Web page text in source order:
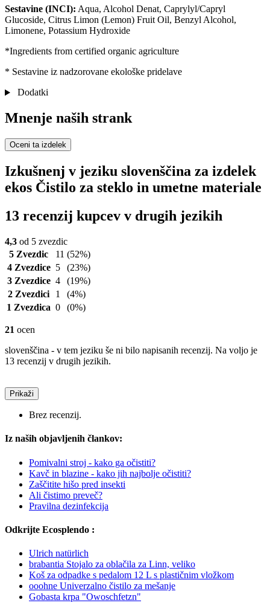
Sestavine (INCI): Aqua, Alcohol Denat, Caprylyl/Capryl
Glucoside, Citrus Limon (Lemon) Fruit Oil, Benzyl Alcohol,
Limonene, Potassium Hydroxide
*Ingredients from certified organic agriculture
* Sestavine iz nadzorovane ekološke pridelave
Dodatki
Mnenje naših strank
Oceni ta izdelek
Izkušnenj v jeziku slovenščina za izdelek
ekos Čistilo za steklo in umetne materiale
13 recenzij kupcev v drugih jezikih
4,3 od 5 zvezdic
5 Zvezdic
11 (52%)
4 Zvezdice 5
(23%)
3 Zvezdice 4
(19%)
2 Zvezdici
1
(4%)
1 Zvezdica 0 (0%)
21 ocen
slovenščina - v tem jeziku še ni bilo napisanih recenzij. Na voljo je
13 recenzij v drugih jezikih.
Prikaži
Brez recenzij.
Iz naših objavljenih člankov:
Pomivalni stroj - kako ga očistiti?
Kavč in blazine - kako jih najbolje očistiti?
Zaščitite hišo pred insekti
Ali čistimo preveč?
Pravilna dezinfekcija
Odkrijte Ecosplendo :
Ulrich natürlich
brabantia Stojalo za oblačila za Linn, veliko
Koš za odpadke s pedalom 12 L s plastičnim vložkom
ooohne Univerzalno čistilo za mešanje
Gobasta krpa "Owoschfetzn"